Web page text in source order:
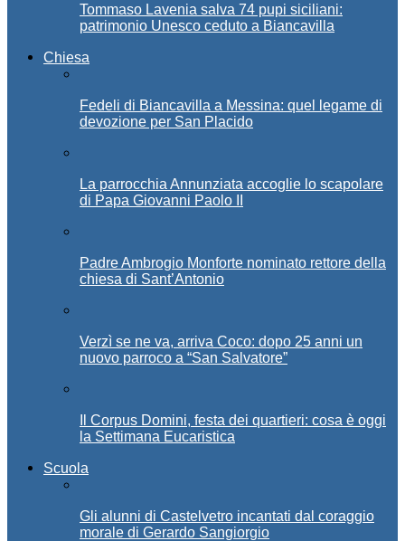
Tommaso Lavenia salva 74 pupi siciliani:
patrimonio Unesco ceduto a Biancavilla
Chiesa
Fedeli di Biancavilla a Messina: quel legame di
devozione per San Placido
La parrocchia Annunziata accoglie lo scapolare
di Papa Giovanni Paolo II
Padre Ambrogio Monforte nominato rettore della
chiesa di Sant’Antonio
Verzì se ne va, arriva Coco: dopo 25 anni un
nuovo parroco a “San Salvatore”
Il Corpus Domini, festa dei quartieri: cosa è oggi
la Settimana Eucaristica
Scuola
Gli alunni di Castelvetro incantati dal coraggio
morale di Gerardo Sangiorgio